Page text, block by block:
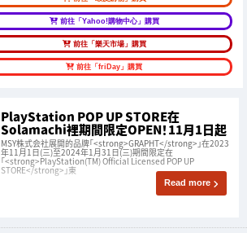
前往「Yahoo!購物中心」購買
前往「樂天市場」購買
前往「friDay」購買
PlayStation POP UP STORE在
Solamachi裡期間限定OPEN！11月1日起
MSY株式会社展開的品牌「<strong>GRAPHT</strong>」在2023
年11月1日(三)至2024年1月31日(三)期間限定在
「<strong>PlayStation(TM) Official Licensed POP UP
STORE</strong>」東
Read more